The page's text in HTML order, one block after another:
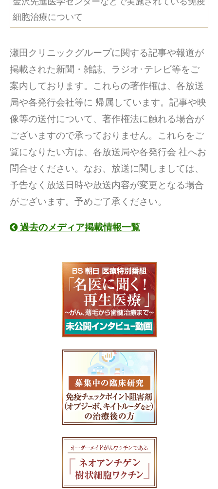
細胞治療について
瀬田クリニックグループに関する記事や報道が
掲載された新聞・雑誌、ラジオ･テレビ等をご
案内しております。これらの著作権は、各放送
局や各発行会社等に 帰属しています。記事や映
像等の送付について、著作権法に触れる場合が
ございますので承っておりません。これらをご
覧になりたい方は、各放送局や各発行会 社へお
問合せください。なお、放送に関しましては、
予告なく放送日時や放送内容が変更となる場合
がございます。予めご了承ください。
過去のメディア掲載情報一覧